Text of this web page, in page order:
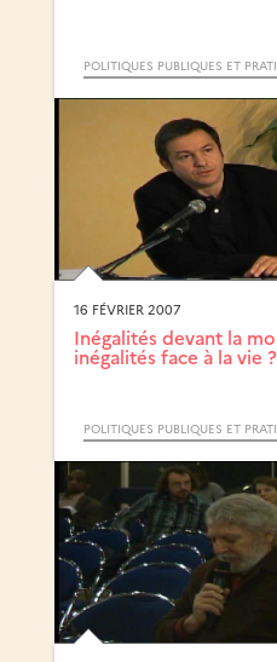
16 FÉVRIER 2007
Inégalités devant la
inégalités face à la vie